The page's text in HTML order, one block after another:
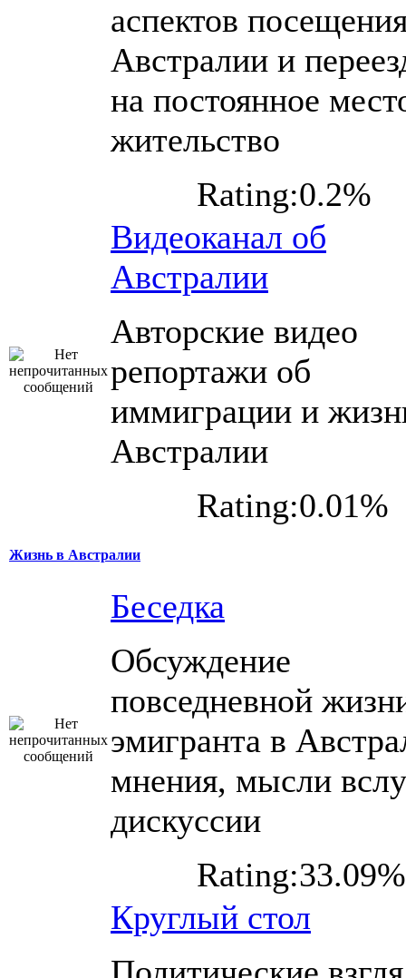
аспектов
Австралии и
на постоянное
жительство
Rating:0.2%
Видеоканал об
Австралии
Авторские видео
репортажи об
иммиграции и
Австралии
Rating:0.01%
Жизнь в Австралии
Беседка
Обсуждение
повседневной
эмигранта в
мнения, мысли
дискуссии
Rating:33.09%
Круглый стол